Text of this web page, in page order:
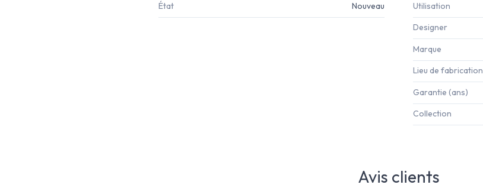
État Nouveau Utilisation
Designer
Marque
Lieu de fabrication
Garantie (ans)
Collection
Avis clients